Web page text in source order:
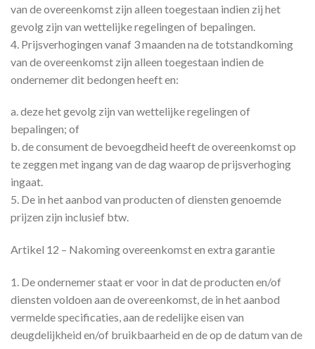
van de overeenkomst zijn alleen toegestaan indien zij het
gevolg zijn van wettelijke regelingen of bepalingen.
4. Prijsverhogingen vanaf 3 maanden na de totstandkoming
van de overeenkomst zijn alleen toegestaan indien de
ondernemer dit bedongen heeft en:
a. deze het gevolg zijn van wettelijke regelingen of
bepalingen; of
b. de consument de bevoegdheid heeft de overeenkomst op
te zeggen met ingang van de dag waarop de prijsverhoging
ingaat.
5. De in het aanbod van producten of diensten genoemde
prijzen zijn inclusief btw.
Artikel 12 – Nakoming overeenkomst en extra garantie
1. De ondernemer staat er voor in dat de producten en/of
diensten voldoen aan de overeenkomst, de in het aanbod
vermelde specificaties, aan de redelijke eisen van
deugdelijkheid en/of bruikbaarheid en de op de datum van de